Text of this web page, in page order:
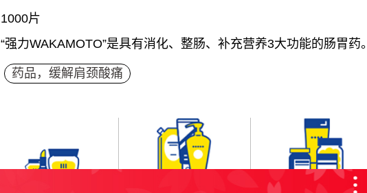
1000片
“强力WAKAMOTO”是具有消化、整肠、补充营养3大功能的肠胃药。
药品，缓解肩颈酸痛